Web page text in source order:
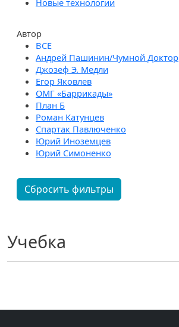
Учебка
Новые технологии
Автор
Андрей Пашинин/Чумной Доктор
Джозеф Э. Медли
Егор Яковлев
ОМГ «Баррикады»
План Б
Роман Катунцев
Спартак Павлюченко
Юрий Иноземцев
Юрий Симоненко
Сбросить фильтры